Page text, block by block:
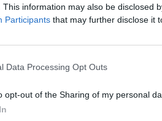
This information may also be disclosed
Participants that may further disclose it
Data Processing Opt Outs
opt-out of the Sharing of my personal
μείνουν χωρίς ρεύμα στην
της κακοκαιρίας.
φέρεται να
ώρα (10.08 ώρα Ελλάδας),